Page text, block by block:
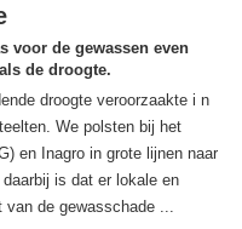
voor de gewassen even
de droogte.
droogte veroorzaakte i n
We polsten bij het
en Inagro in grote lijnen naar
is dat er lokale en
de gewasschade ...